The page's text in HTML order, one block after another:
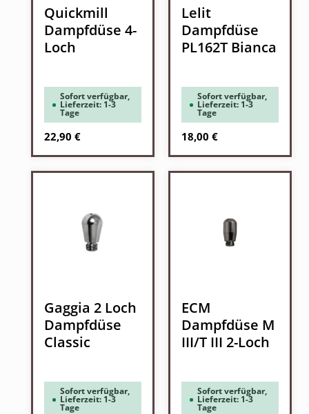
Quickmill
Dampfdüse 4-
Loch
Sofort verfügbar,
Lieferzeit: 1-3
Tage
Regulärer Preis:
22,90 €
Lelit
Dampfdüse
PL162T Bianca
Sofort verfügbar,
Lieferzeit: 1-3
Tage
Regulärer Preis:
18,00 €
Gaggia 2 Loch
Dampfdüse
Classic
Sofort verfügbar,
Lieferzeit: 1-3
Tage
ECM
Dampfdüse M
III/T III 2-Loch
Sofort verfügbar,
Lieferzeit: 1-3
Tage